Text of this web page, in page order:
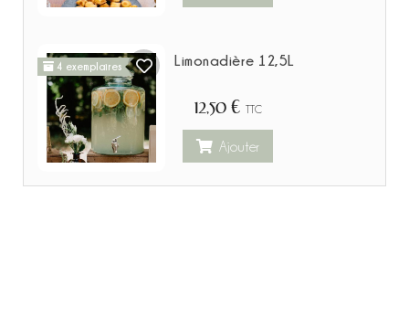
4 exemplaires Limonadière 12,5L
12,50 € TTC
Ajouter